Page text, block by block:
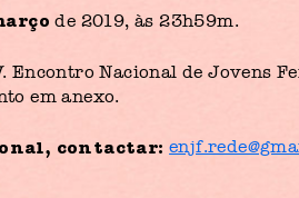
de 2019, às 23h59m.
Encontro Nacional de Jovens
em anexo.
contactar: